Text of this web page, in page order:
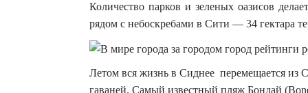
Количество парков и зеленых оазисов
рядом с небоскребами в Сити — 34 гектара
Летом вся жизнь в Сиднее перемещается из
гаваней. Самый известный пляж Бондай